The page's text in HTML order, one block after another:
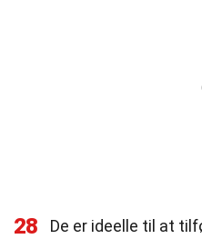
28
De er ideelle til at